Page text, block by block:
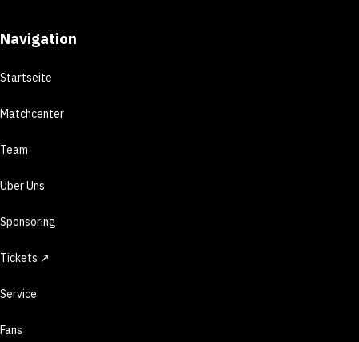
Navigation
Startseite
Matchcenter
Team
Über Uns
Sponsoring
Tickets ↗
Service
Fans